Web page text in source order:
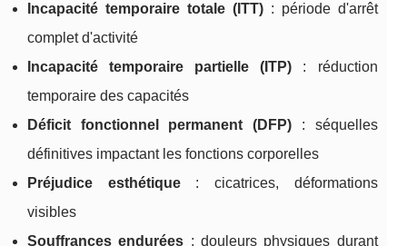
Incapacité temporaire totale (ITT): période d'arrêt
complet d'activité
Incapacité temporaire partielle (ITP) : réduction
temporaire des capacités
Déficit fonctionnel permanent (DFP) : séquelles
définitives impactant les fonctions corporelles
Préjudice esthétique: cicatrices, déformations
visibles
Souffrances endurées : douleurs physiques durant